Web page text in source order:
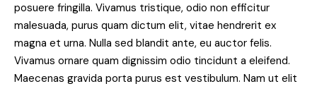
posuere fringilla. Vivamus tristique, odio non efficitur
malesuada, purus quam dictum elit, vitae hendrerit ex
magna et urna. Nulla sed blandit ante, eu auctor felis.
Vivamus ornare quam dignissim odio tincidunt a eleifend.
Maecenas gravida porta purus est vestibulum. Nam ut elit